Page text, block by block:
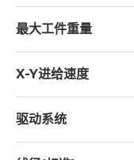
最大工件重量
X-Y进给速度
驱动系统
计。基座采大跨距
确保在大型、高荷
的影响，并实现如